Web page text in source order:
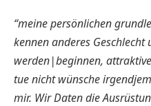
“meine persönlichen
kennen anderes
werden|beginnen,
tue nicht wünsche
mir. Wir Daten die